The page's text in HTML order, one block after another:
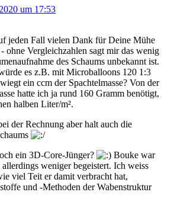
um 17:53
jeden Fall vielen Dank für Deine Mühe
ohne Vergleichzahlen sagt mir das wenig
des Schaums unbekannt ist.
es z.B. mit Microballoons 120 1:3
ein ccm der Spachtelmasse? Von der
hatte ich ja rund 160 Gramm benötigt,
halben Liter/m².
der Rechnung aber halt auch die
ein 3D-Core-Jünger?
Bouke war
weniger begeistert. Ich weiss
viel Teit er damit verbracht hat,
und -Methoden der Wabenstruktur